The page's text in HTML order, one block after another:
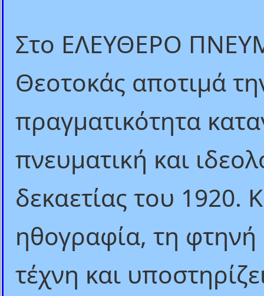
Στο ΕΛΕΥΘΕΡΟ
Θεοτοκάς αποτιμά
πραγματικότητα
πνευματική και
δεκαετίας του 1920.
ηθογραφία, τη
τέχνη και